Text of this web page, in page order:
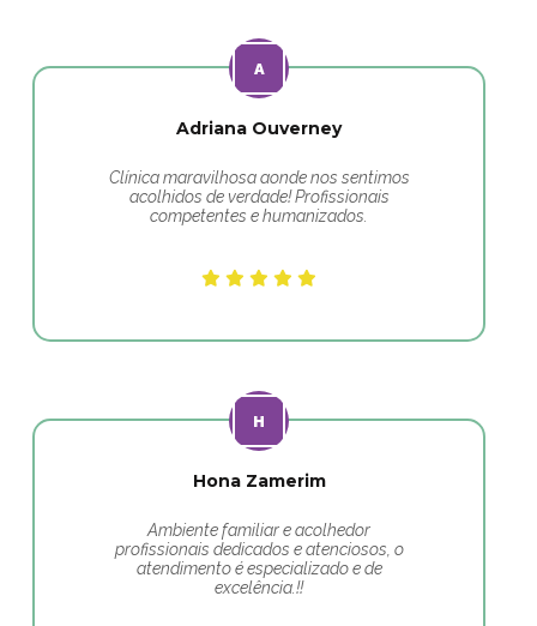
Adriana Ouverney
Clínica maravilhosa aonde nos sentimos
acolhidos de verdade! Profissionais
competentes e humanizados.
Hona Zamerim
Ambiente familiar e acolhedor
profissionais dedicados e atenciosos, o
atendimento é especializado e de
excelência.!!